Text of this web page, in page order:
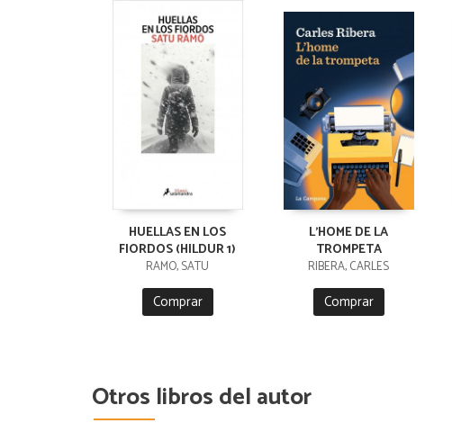
HUELLAS EN LOS
FIORDOS (HILDUR 1)
RÄMÖ, SATU
Comprar
L'HOME DE LA
TROMPETA
RIBERA, CARLES
Comprar
Otros libros del autor